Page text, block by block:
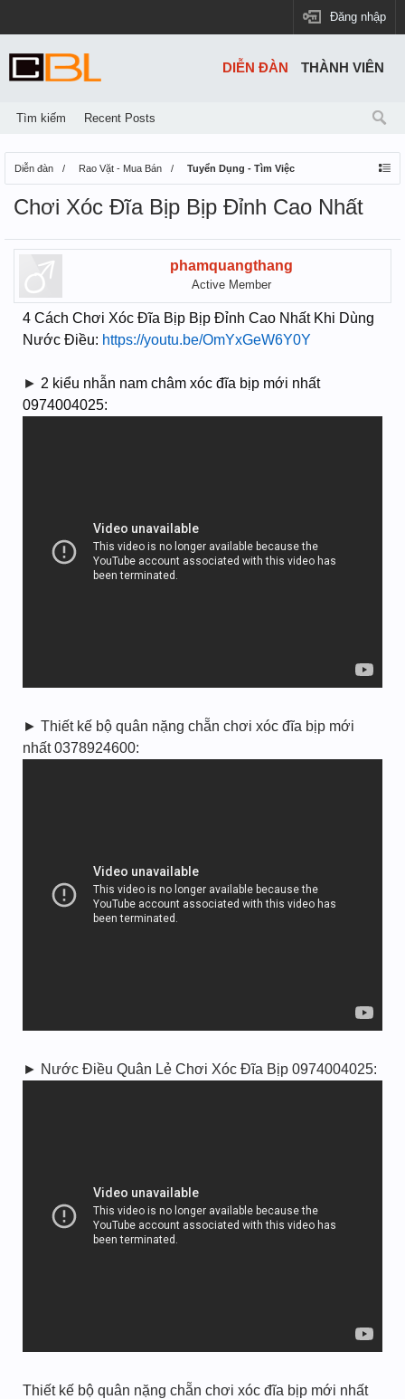
Đăng nhập
Diễn đàn Rao Vặt - Mua Bán Tuyển Dụng - Tìm Việc
Chơi Xóc Đĩa Bịp Bịp Đỉnh Cao Nhất
phamquangthang
Active Member
4 Cách Chơi Xóc Đĩa Bịp Bịp Đỉnh Cao Nhất Khi Dùng
Nước Điều: https://youtu.be/OmYxGeW6Y0Y
► 2 kiểu nhẫn nam châm xóc đĩa bịp mới nhất
0974004025:
► Thiết kế bộ quân nặng chẵn chơi xóc đĩa bịp mới
nhất 0378924600:
► Nước Điều Quân Lẻ Chơi Xóc Đĩa Bịp 0974004025:
Thiết kế bộ quân nặng chẵn chơi xóc đĩa bịp mới nhất
DIỄN ĐÀN
Tìm kiếm Recent Posts
THÀNH VIÊN